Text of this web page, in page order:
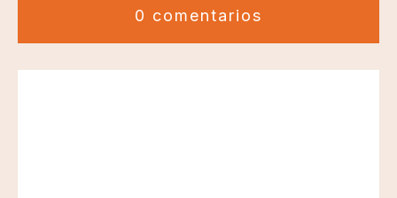
0 comentarios